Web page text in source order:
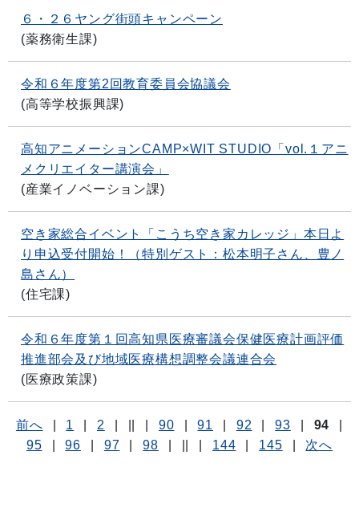
６・２６ヤング街頭キャンペーン
(薬務衛生課)
令和６年度第2回教育委員会協議会
(高等学校振興課)
高知アニメーションCAMP×WIT STUDIO「vol.１アニ
メクリエイター講演会」
(産業イノベーション課)
空き家総合イベント「こうち空き家カレッジ」本日よ
り申込受付開始！（特別ゲスト：松本明子さん、豊ノ
島さん）
(住宅課)
令和６年度第１回高知県医療審議会保健医療計画評価
推進部会及び地域医療構想調整会議連合会
(医療政策課)
前へ 1 2 90 91 92 93 94
95
96 97 98 144 145 次へ